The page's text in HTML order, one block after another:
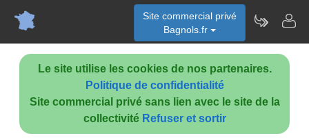
Le site utilise les cookies de nos partenaires.
Politique de confidentialité
Site commercial privé sans lien avec le site de la
collectivité Refuser et sortir
Site commercial privé
Bagnols.fr